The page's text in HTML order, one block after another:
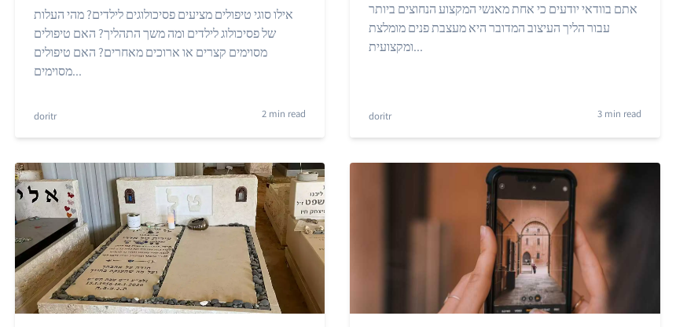
אילו סוגי טיפולים מציעים פסיכולוגים לילדים? מהי העלות
של פסיכולוג לילדים ומה משך התהליך? האם טיפולים
מסוימים קצרים או ארוכים מאחרים? האם טיפולים
מסוימים...
doritr 2 min read
אתם בוודאי יודעים כי אחת מאנשי המקצוע הנחוצים ביותר
עבור הליך העיצוב המדובר היא מעצבת פנים מומלצת
ומקצועית...
doritr 3 min read